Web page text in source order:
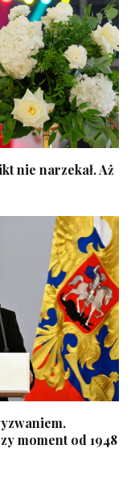
nie narzekał. Aż
moment od 1948